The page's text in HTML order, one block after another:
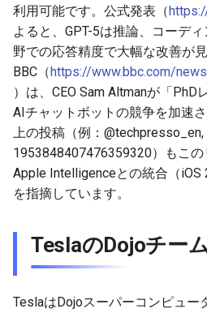
2026-05-08
2026-05-07
2026-05-06
2026-05-05
2026-05-04
2026-05-02
2026-05-01
利用可能です。公式発表（
よると、GPT-5は推論、コーデ
野での応答精度で大幅な改善が見
BBC（ https://www.bbc.com/
）は、CEO Sam Altmanが「PhD
AIチャットボットの競争を加速
上の投稿（例：@techpresso_en,
1953848407476359320）もこの
Apple Intelligenceとの統合（iOS
を指摘しています。
TeslaのDojoチー
TeslaはDojoスーパーコンピュー